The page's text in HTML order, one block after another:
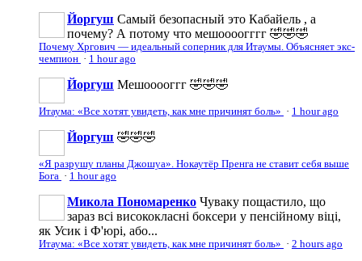
Йоргуш Самый безопасный это Кабайель , а
почему? А потому что мешоооогггг 🤣🤣🤣
Почему Хргович — идеальный соперник для Итаумы. Объясняет экс-
чемпион · 1 hour ago
Йоргуш Мешооооггг 🤣🤣🤣
Итаума: «Все хотят увидеть, как мне причинят боль» · 1 hour ago
Йоргуш 🤣🤣🤣
«Я разрушу планы Джошуа». Нокаутёр Пренга не ставит себя выше
Бога · 1 hour ago
Микола Пономаренко Чуваку пощастило, що
зараз всі висококласні боксери у пенсійному віці,
як Усик і Ф'юрі, або...
Итаума: «Все хотят увидеть, как мне причинят боль» · 2 hours ago